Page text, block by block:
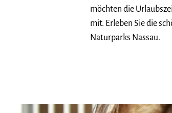
möchten die
mit. Erleben Sie die
Naturparks Nassau.